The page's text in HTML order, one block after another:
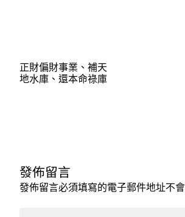
正財偏財事業、補天
地水庫、還本命祿庫
發佈留言
發佈留言必須填寫的電子郵件地址不會